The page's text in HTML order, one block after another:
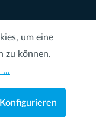
um eine
zu können.
...
Konfigurieren